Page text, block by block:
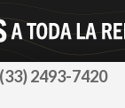
(33) 2493-7420